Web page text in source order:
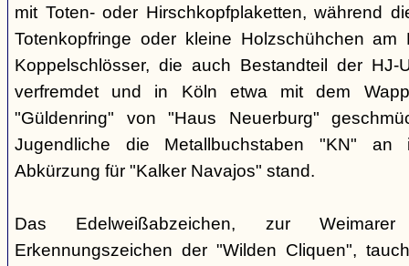
mit Toten- oder Hirschkopfplaketten, während
Totenkopfringe oder kleine Holzschühchen am
Koppelschlösser, die auch Bestandteil der HJ-
verfremdet und in Köln etwa mit dem
"Güldenring" von "Haus Neuerburg"
Jugendliche die Metallbuchstaben "KN"
Abkürzung für "Kalker Navajos" stand.
Das Edelweißabzeichen, zur
Erkennungszeichen der "Wilden Cliquen",